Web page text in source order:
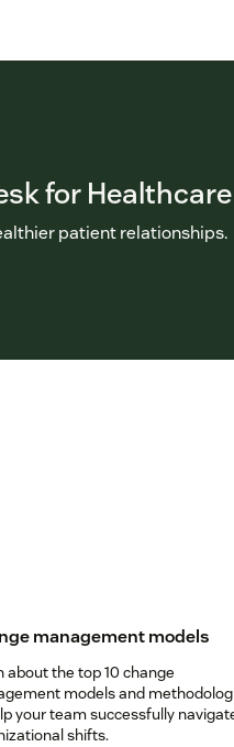
for Healthcare
patient relationships.
management models
about the top 10 change
models and
your team successfully
shifts.